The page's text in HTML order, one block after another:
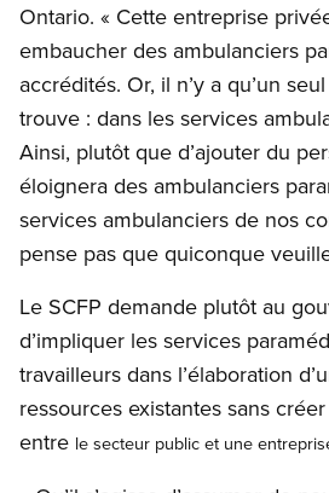
Ontario. « Cette entreprise
embaucher des ambulanciers
accrédités. Or, il n’y a qu’un
trouve : dans les services
Ainsi, plutôt que d’ajouter du
éloignera des ambulanciers
services ambulanciers de nos
pense pas que quiconque
Le SCFP demande plutôt au
d’impliquer les services
travailleurs dans l’élaboration
ressources existantes sans
entre le secteur public et une